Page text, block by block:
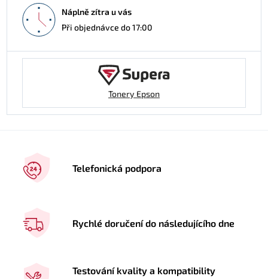
Náplně zítra u vás
Při objednávce do 17:00
Tonery Epson
Telefonická podpora
Rychlé doručení do následujícího dne
Testování kvality a kompatibility